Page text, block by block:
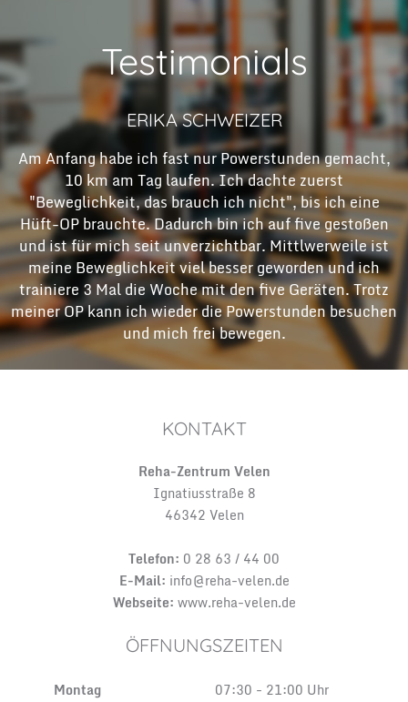
Testimonials
ERIKA SCHWEIZER
Am Anfang habe ich fast nur Powerstunden gemacht,
10 km am Tag laufen. Ich dachte zuerst
"Beweglichkeit, das brauch ich nicht", bis ich eine
Hüft-OP brauchte. Dadurch bin ich auf five gestoßen
und ist für mich seit unverzichtbar. Mittlwerweile ist
meine Beweglichkeit viel besser geworden und ich
trainiere 3 Mal die Woche mit den five Geräten. Trotz
meiner OP kann ich wieder die Powerstunden besuchen
und mich frei bewegen.
KONTAKT
Reha-Zentrum Velen
Ignatiusstraße 8
46342 Velen
Telefon: 0 28 63 / 44 00
E-Mail: info@reha-velen.de
Webseite: www.reha-velen.de
ÖFFNUNGSZEITEN
Montag
07:30 - 21:00 Uhr